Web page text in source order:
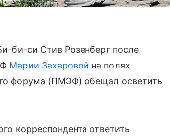
би-си Стив Розенберг после
Марии Захаровой на полях
форума (ПМЭФ) обещал осветить
корреспондента ответить